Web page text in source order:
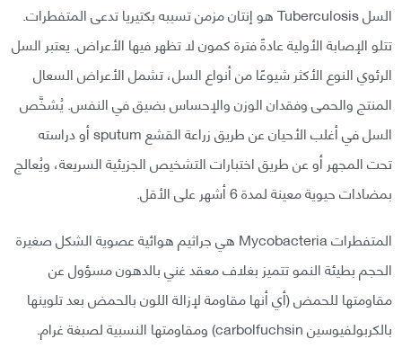
السل Tuberculosis هو إنتان مزمن تسببه بكتيريا تدعى المتفطرات.
تتلو الإصابة الأولية عادةً فترة كمون لا تظهر فيها الأعراض. يعتبر السل
الرئوي النوع الأكثر شيوعًا من أنواع السل، تشمل الأعراض السعال
المنتج والحمى وفقدان الوزن والإحساس بضيق في النفس. يُشخَّص
السل في أغلب الأحيان عن طريق زراعة القشع sputum أو دراسته
تحت المجهر أو عن طريق اختبارات التشخيص الجزيئية السريعة، ويُعالج
بمضادات حيوية معينة لمدة 6 أشهر على الأقل.
المتفطرات Mycobacteria هي جراثيم هوائية عصوية الشكل صغيرة
الحجم بطيئة النمو تتميز بغلاف معقد غني بالدهون مسؤول عن
مقاومتها للحمض (أي أنها مقاومة لإزالة اللون بالحمض بعد تلوينها
بالكربولفيوسين carbolfuchsin) ومقاومتها النسبية لصبغة غرام.